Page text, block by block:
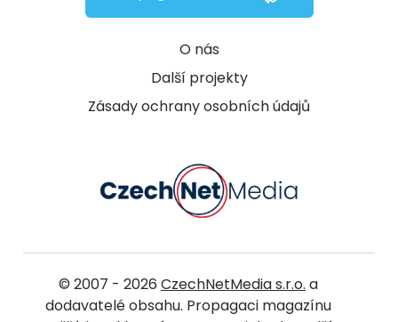
O nás
Další projekty
Zásady ochrany osobních údajů
© 2007 - 2026 CzechNetMedia s.r.o. a
dodavatelé obsahu. Propagaci magazínu